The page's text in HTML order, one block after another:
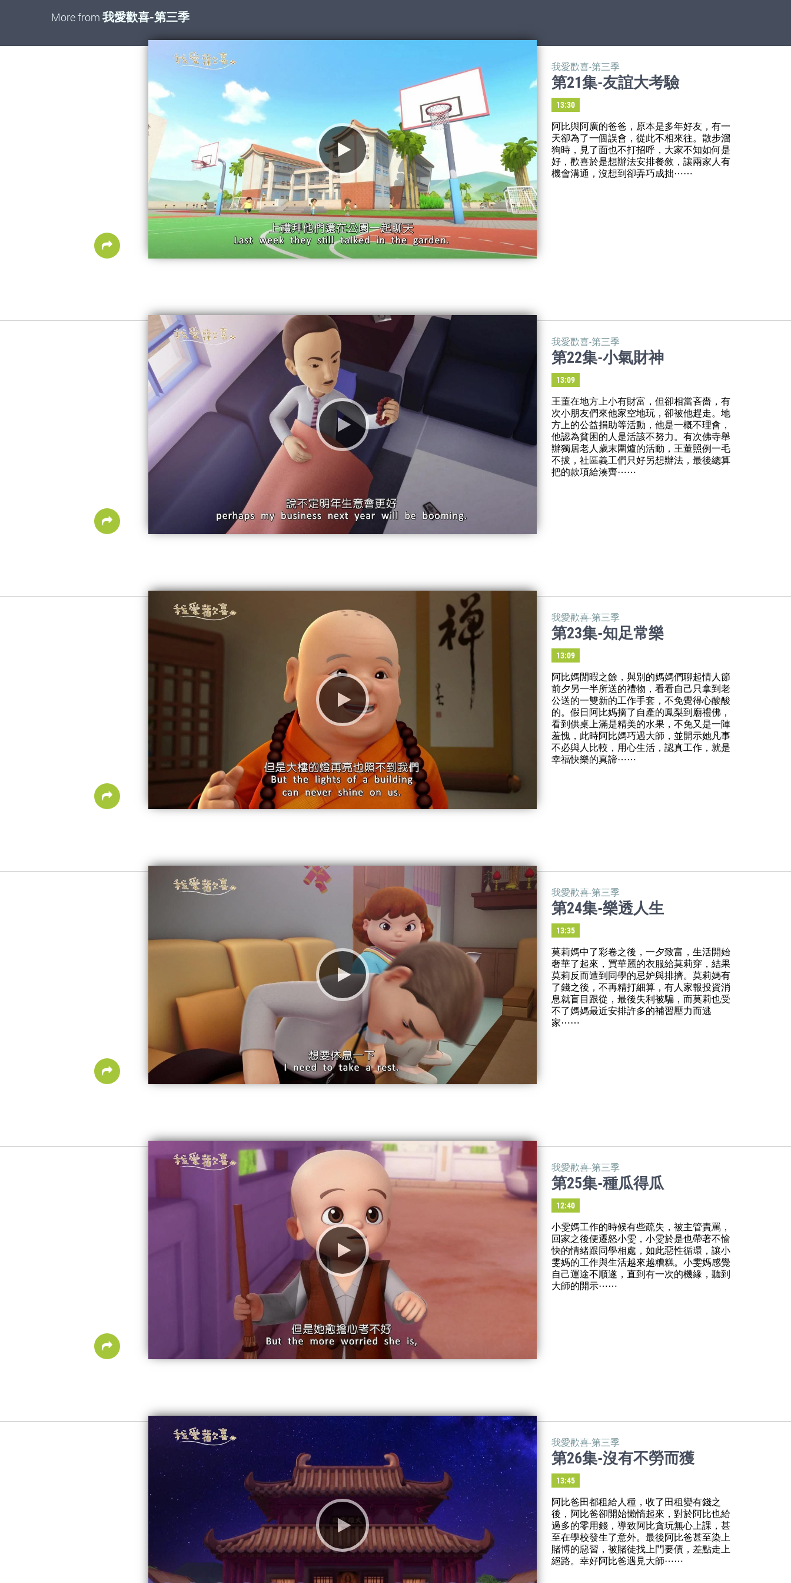
More from 我愛歡喜-第三季
我愛歡喜-第三季
第21集-友誼大考驗
13:30
阿比與阿廣的爸爸，原本是多年好友，有一
天卻為了一個誤會，從此不相來往。散步溜
狗時，見了面也不打招呼，大家不知如何是
好，歡喜於是想辦法安排餐敘，讓兩家人有
機會溝通，沒想到卻弄巧成拙⋯⋯
我愛歡喜-第三季
第22集-小氣財神
13:09
王董在地方上小有財富，但卻相當吝嗇，有
次小朋友們來他家空地玩，卻被他趕走。地
方上的公益捐助等活動，他是一概不理會，
他認為貧困的人是活該不努力。有次佛寺舉
辦獨居老人歲末圍爐的活動，王董照例一毛
不拔，社區義工們只好另想辦法，最後總算
把的款項給湊齊⋯⋯
我愛歡喜-第三季
第23集-知足常樂
13:09
阿比媽閒暇之餘，與別的媽媽們聊起情人節
前夕另一半所送的禮物，看看自己只拿到老
公送的一雙新的工作手套，不免覺得心酸酸
的。假日阿比媽摘了自產的鳳梨到廟禮佛，
看到供桌上滿是精美的水果，不免又是一陣
羞愧，此時阿比媽巧遇大師，並開示她凡事
不必與人比較，用心生活，認真工作，就是
幸福快樂的真諦⋯⋯
我愛歡喜-第三季
第24集-樂透人生
13:35
莫莉媽中了彩卷之後，一夕致富，生活開始
奢華了起來，買華麗的衣服給莫莉穿，結果
莫莉反而遭到同學的忌妒與排擠。莫莉媽有
了錢之後，不再精打細算，有人家報投資消
息就盲目跟從，最後失利被騙，而莫莉也受
不了媽媽最近安排許多的補習壓力而逃
家⋯⋯
我愛歡喜-第三季
第25集-種瓜得瓜
12:40
小雯媽工作的時候有些疏失，被主管責罵，
回家之後便遷怒小雯，小雯於是也帶著不愉
快的情緒跟同學相處，如此惡性循環，讓小
雯媽的工作與生活越來越糟糕。小雯媽感覺
自己運途不順遂，直到有一次的機緣，聽到
大師的開示⋯⋯
我愛歡喜-第三季
第26集-沒有不勞而獲
13:45
阿比爸田都租給人種，收了田租變有錢之
後，阿比爸卻開始懶惰起來，對於阿比也給
過多的零用錢，導致阿比貪玩無心上課，甚
至在學校發生了意外。最後阿比爸甚至染上
賭博的惡習，被賭徒找上門要債，差點走上
絕路。幸好阿比爸遇見大師⋯⋯